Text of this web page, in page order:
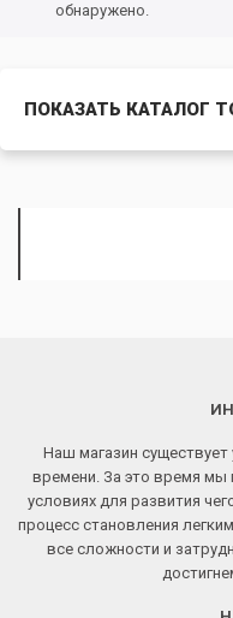
обнаружено.
ПОКАЗАТЬ КАТАЛОГ
Наш магазин
времени. За это время мы
условиях для развития
процесс становления
все сложности и